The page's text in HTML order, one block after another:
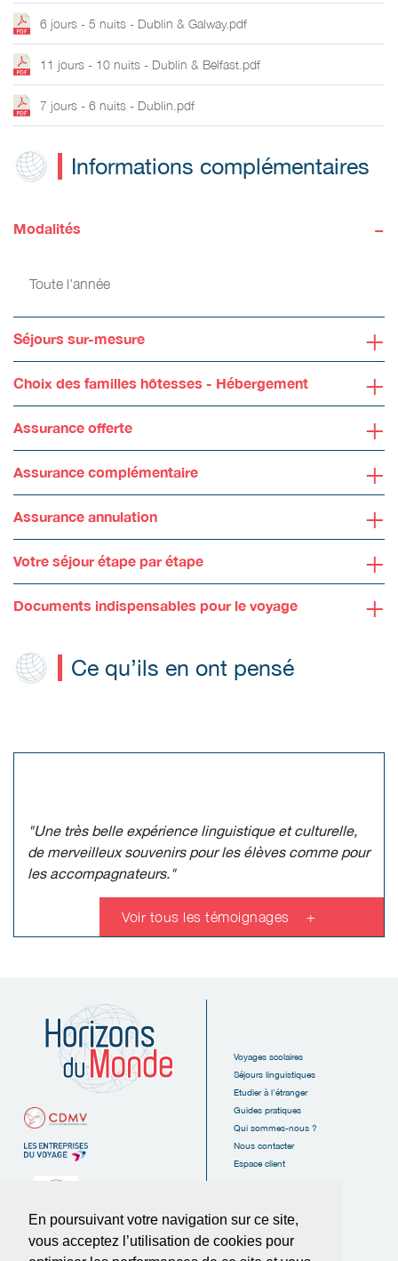
En poursuivant votre navigation sur ce site,
vous acceptez l’utilisation de cookies pour
6 jours - 5 nuits - Dublin & Galway.pdf
11 jours - 10 nuits - Dublin & Belfast.pdf
7 jours - 6 nuits - Dublin.pdf
Informations complémentaires
Modalités -
Toute l'année
Séjours sur-mesure +
Choix des familles hôtesses - Hébergement +
Assurance offerte +
Assurance complémentaire +
Assurance annulation +
Votre séjour étape par étape +
Documents indispensables pour le voyage +
Ce qu’ils en ont pensé
"Une très belle expérience linguistique et culturelle,
de merveilleux souvenirs pour les élèves comme pour
les accompagnateurs."
Voir tous les témoignages +
6, Rue des Tanneurs
16110 La Rochefoucauld
Voyages scolaires
Séjours linguistiques
Etudier à l'étranger
Guides pratiques
Qui sommes-nous ?
Nous contacter
Espace client